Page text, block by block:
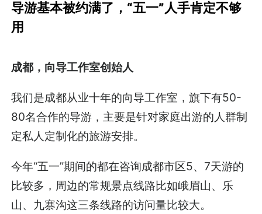
导游基本被约满了，“五一”人手肯定不够
用
成都，向导工作室创始人
我们是成都从业十年的向导工作室，旗下有50-
80名合作的导游，主要是针对家庭出游的人群制
定私人定制化的旅游安排。
今年“五一”期间的都在咨询成都市区5、7天游的
比较多，周边的常规景点线路比如峨眉山、乐
山、九寨沟这三条线路的访问量比较大。